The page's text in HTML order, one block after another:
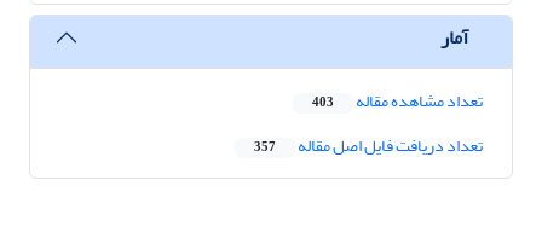
آمار
تعداد مشاهده مقاله 403
تعداد دریافت فایل اصل مقاله 357